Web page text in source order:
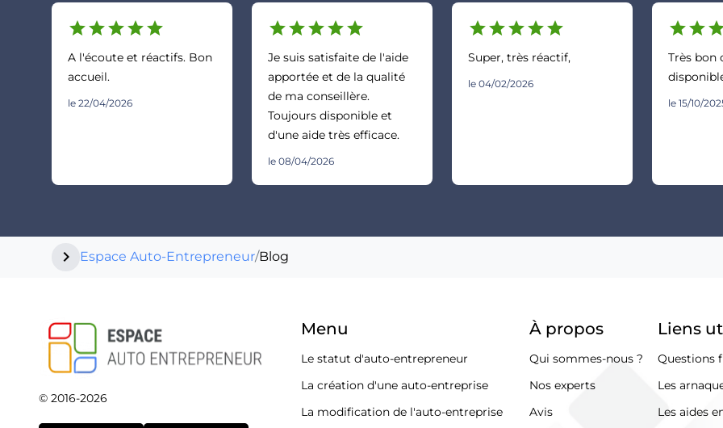
starstarstarstarstar
A l'écoute et réactifs. Bon
accueil.
le 22/04/2026
starstarstarstarstar
Je suis satisfaite de l'aide
apportée et de la qualité
de ma conseillère.
Toujours disponible et
d'une aide très efficace.
le 08/04/2026
starstarstarstarstar
Super, très réactif,
le 04/02/2026
starstar
Très bon
le 15/10/
chevron_right Espace Auto-Entrepreneur/Blog
© 2016-2026
Menu
Le statut d'auto-entrepreneur
La création d'une auto-entreprise
La modification de l'auto-entreprise
À propos
Qui sommes-nous ?
Nos experts
Avis
Liens
Questions
Les
Les aides